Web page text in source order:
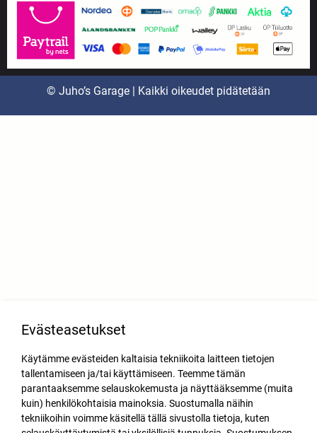
© Juho’s Garage | Kaikki oikeudet pidätetään
Evästeasetukset
Käytämme evästeiden kaltaisia tekniikoita laitteen tietojen
tallentamiseen ja/tai käyttämiseen. Teemme tämän
parantaaksemme selauskokemusta ja näyttääksemme (muita
kuin) henkilökohtaisia mainoksia. Suostumalla näihin
tekniikoihin voimme käsitellä tällä sivustolla tietoja, kuten